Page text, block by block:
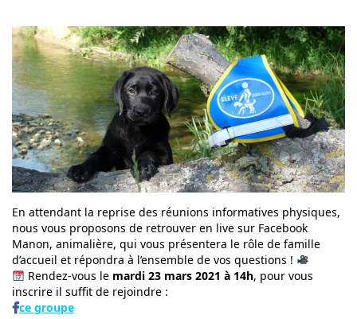
En attendant la reprise des réunions informatives physiques,
nous vous proposons de retrouver en live sur Facebook
Manon, animalière, qui vous présentera le rôle de famille
d’accueil et répondra à l’ensemble de vos questions !
Rendez-vous le mardi 23 mars 2021 à 14h, pour vous
inscrire il suffit de rejoindre :
ce groupe